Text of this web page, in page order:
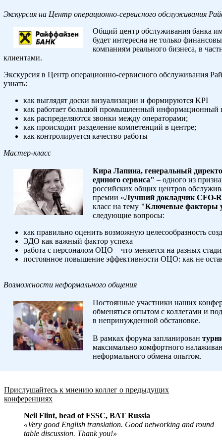
Экскурсия на Центр операционно-сервисного обслуживания
Общий центр обслуживания банка
будет интересна не только
компаниям реального бизнеса, в
клиентами.
Экскурсия в Центр операционно-сервисного обслуживания
узнать:
как выглядят доски визуализации и формируются KPI
как работает большой промышленный информационный
как распределяются звонки между операторами;
как происходит разделение компетенций в центре;
как контролируется качество работы
Мастер-класс
Кира Лапина, генеральный
единого сервиса" – одного из
российских общих центров
премии «Лучший докладчик CFO-
класс на тему "Ключевые факторы
следующие вопросы:
как правильно оценить возможную целесообразность
ЭДО как важный фактор успеха
работа с персоналом ОЦО – что меняется на разных
постоянное повышение эффективности ОЦО: как не
Возможности неформального общения
Постоянные участники наших
обменяться опытом с коллегами и
в непринужденной обстановке.
В рамках форума запланирован
максимально комфортного
неформального обмена опытом.
Прислушайтесь к мнению коллег о предыдущих
конференциях
Neil Flint, head of FSSC, BAT Russia
«Very good English translation. Good networking and round
table discussion. Thank you!»